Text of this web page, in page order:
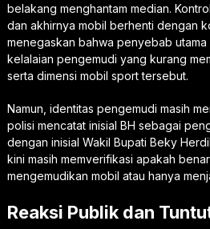
belakang menghantam median.
dan akhirnya mobil berhenti dengan
menegaskan bahwa penyebab
kelalaian pengemudi yang kurang
serta dimensi mobil sport tersebut.
Namun, identitas pengemudi masih
polisi mencatat inisial BH sebagai
dengan inisial Wakil Bupati Beky
kini masih memverifikasi apakah
mengemudikan mobil atau hanya
Reaksi Publik dan